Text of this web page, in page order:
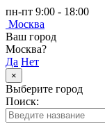
пн-пт 9:00 - 18:00
Москва
Ваш город
Москва?
Да Нет
×
Выберите город
Поиск: